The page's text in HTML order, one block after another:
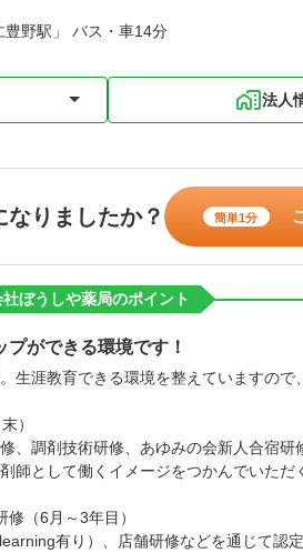
豊野駅」 バス・車14分
法人
りましたか？ 簡単1分
ぼうしや薬局のポイント
ができる環境です！
生涯教育できる環境を整えていますので
）
、調剤技術研修、あゆみの会新人合宿研
師として働くイメージをつかんでいただ
（6月～3年目）
有り）、店舗研修などを通じて認